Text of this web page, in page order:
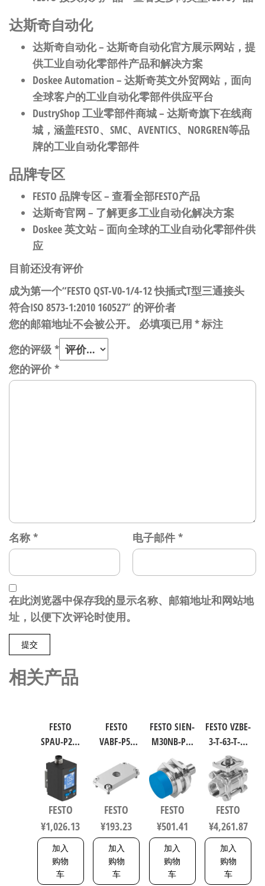
达斯奇自动化
达斯奇自动化– 达斯奇自动化官方展示网站，提
供工业自动化零部件产品和解决方案
Doskee Automation– 达斯奇英文外贸网站，面向
全球客户的工业自动化零部件供应平台
DustryShop 工业零部件商城– 达斯奇旗下在线商
城，涵盖FESTO、SMC、AVENTICS、NORGREN等品
牌的工业自动化零部件
品牌专区
FESTO 品牌专区– 查看全部FESTO产品
达斯奇官网 – 了解更多工业自动化解决方案
Doskee 英文站– 面向全球的工业自动化零部件供
应
目前还没有评价
成为第一个“FESTO QST-V0-1/4-12 快插式T型三通接头
符合ISO 8573-1:2010 160527” 的评价者
您的邮箱地址不会被公开。
必填项已用 *标注
您的评级 *
您的评价*
名称 * 电子邮件 *
在此浏览器中保存我的显示名称、邮箱地址和网站地
址，以便下次评论时使用。
相关产品
FESTO
SPAU-P2R-
W-G18FD-L-
PNLK-
PNVBA-M8U
数字压力
传感器 符
合EN 60947-
5-2 8001232
FESTO
¥1,026.13
加入
购物
车
FESTO
VABF-P5-
软启动阀
8021860
FESTO
¥193.23
加入
购物
车
FESTO SIEN-
M30NB-PS-
S-L 电感式
接近传感
器 符合EN
60947-5-2
150443
FESTO
¥501.41
加入
购物
车
FESTO VZBE-
3-T-63-T-2-
F0710-
V15V16 不
锈钢球阀
行程63mm
符合ISO
5211 0710
FESTO
¥4,261.87
加入
购物
车